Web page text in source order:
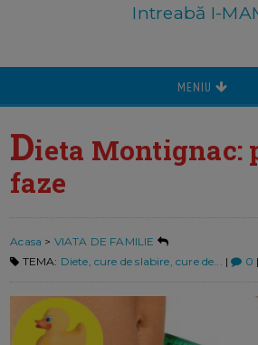
Intreabă I-
MENIU
Dieta Montignac:
faze
Acasa > VIATA DE FAMILIE
TEMA: Diete, cure de slabire, cure de... | 0